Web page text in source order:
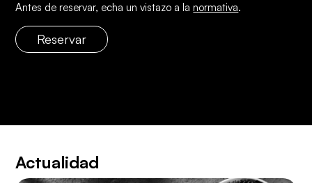
Antes de reservar, echa un vistazo a lanormativa.
Reservar
Actualidad